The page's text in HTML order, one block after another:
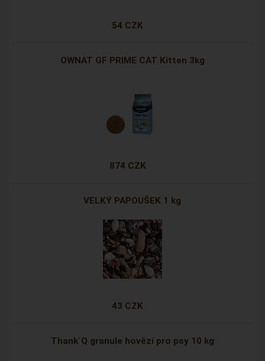
54 CZK
OWNAT GF PRIME CAT Kitten 3kg
874 CZK
VELKÝ PAPOUŠEK 1 kg
43 CZK
Thank´Q granule hovězí pro psy 10 kg